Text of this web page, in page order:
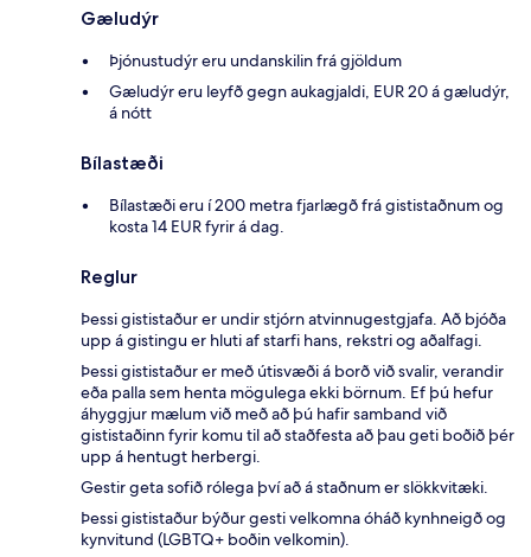
Gæludýr
Þjónustudýr eru undanskilin frá gjöldum
Gæludýr eru leyfð gegn aukagjaldi, EUR 20 á gæludýr,
á nótt
Bílastæði
Bílastæði eru í 200 metra fjarlægð frá gististaðnum og
kosta 14 EUR fyrir á dag.
Reglur
Þessi gististaður er undir stjórn atvinnugestgjafa. Að bjóða
upp á gistingu er hluti af starfi hans, rekstri og aðalfagi.
Þessi gististaður er með útisvæði á borð við svalir, verandir
eða palla sem henta mögulega ekki börnum. Ef þú hefur
áhyggjur mælum við með að þú hafir samband við
gististaðinn fyrir komu til að staðfesta að þau geti boðið þér
upp á hentugt herbergi.
Gestir geta sofið rólega því að á staðnum er slökkvitæki.
Þessi gististaður býður gesti velkomna óháð kynhneigð og
kynvitund (LGBTQ+ boðin velkomin).